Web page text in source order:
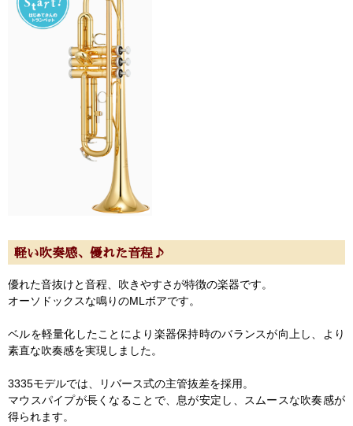
軽い吹奏感、優れた音程♪
優れた音抜けと音程、吹きやすさが特徴の楽器です。
オーソドックスな鳴りのMLボアです。
ベルを軽量化したことにより楽器保持時のバランスが向上し、より
素直な吹奏感を実現しました。
3335モデルでは、リバース式の主管抜差を採用。
マウスパイプが長くなることで、息が安定し、スムースな吹奏感が
得られます。